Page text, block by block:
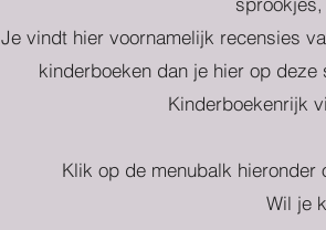
Je vindt hier voornamelijk recensies
kinderboeken dan je hier op
Kinderboekenrijk
Klik op de menubalk hieronder
Wil je